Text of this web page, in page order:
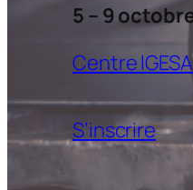
5 – 9
Centre
S’inscrire